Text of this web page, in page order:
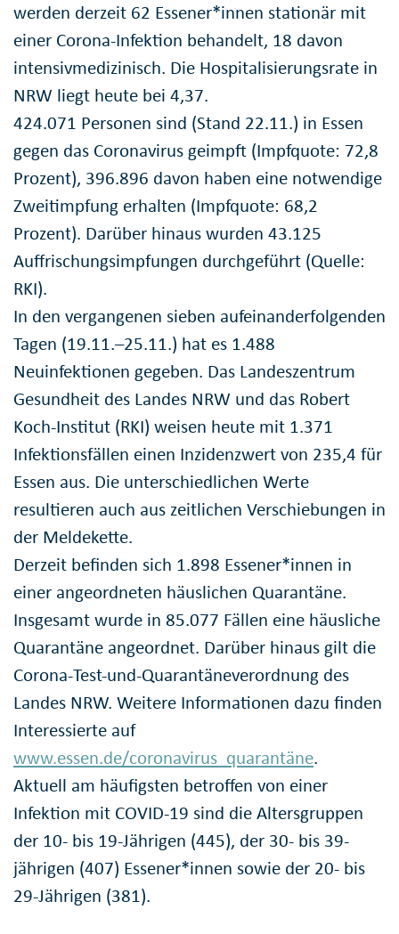
werden derzeit 62 Essener*innen stationär mit
einer Corona-Infektion behandelt, 18 davon
intensivmedizinisch. Die Hospitalisierungsrate in
NRW liegt heute bei 4,37.
424.071 Personen sind (Stand 22.11.) in Essen
gegen das Coronavirus geimpft (Impfquote: 72,8
Prozent), 396.896 davon haben eine notwendige
Zweitimpfung erhalten (Impfquote: 68,2
Prozent). Darüber hinaus wurden 43.125
Auffrischungsimpfungen durchgeführt (Quelle:
RKI).
In den vergangenen sieben aufeinanderfolgenden
Tagen (19.11.–25.11.) hat es 1.488
Neuinfektionen gegeben. Das Landeszentrum
Gesundheit des Landes NRW und das Robert
Koch-Institut (RKI) weisen heute mit 1.371
Infektionsfällen einen Inzidenzwert von 235,4 für
Essen aus. Die unterschiedlichen Werte
resultieren auch aus zeitlichen Verschiebungen in
der Meldekette.
Derzeit befinden sich 1.898 Essener*innen in
einer angeordneten häuslichen Quarantäne.
Insgesamt wurde in 85.077 Fällen eine häusliche
Quarantäne angeordnet. Darüber hinaus gilt die
Corona-Test-und-Quarantäneverordnung des
Landes NRW. Weitere Informationen dazu finden
Interessierte auf
www.essen.de/coronavirus_quarantäne.
Aktuell am häufigsten betroffen von einer
Infektion mit COVID-19 sind die Altersgruppen
der 10- bis 19-Jährigen (445), der 30- bis 39-
jährigen (407) Essener*innen sowie der 20- bis
29-Jährigen (381).